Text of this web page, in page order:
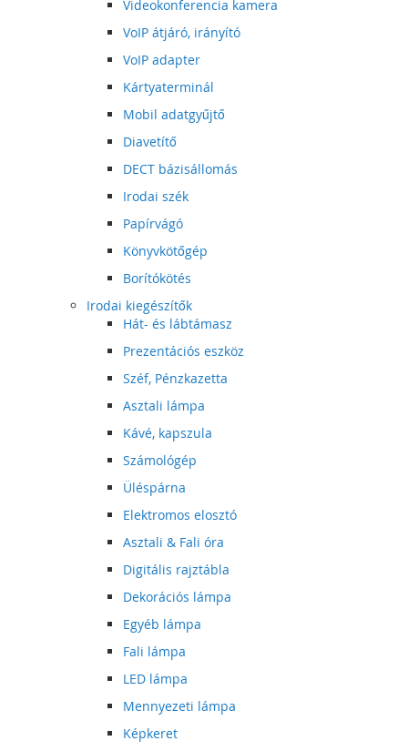
Videokonferencia kamera
VoIP átjáró, irányító
VoIP adapter
Kártyaterminál
Mobil adatgyűjtő
Diavetítő
DECT bázisállomás
Irodai szék
Papírvágó
Könyvkötőgép
Borítókötés
Irodai kiegészítők
Hát- és lábtámasz
Prezentációs eszköz
Széf, Pénzkazetta
Asztali lámpa
Kávé, kapszula
Számológép
Üléspárna
Elektromos elosztó
Asztali & Fali óra
Digitális rajztábla
Dekorációs lámpa
Egyéb lámpa
Fali lámpa
LED lámpa
Mennyezeti lámpa
Képkeret